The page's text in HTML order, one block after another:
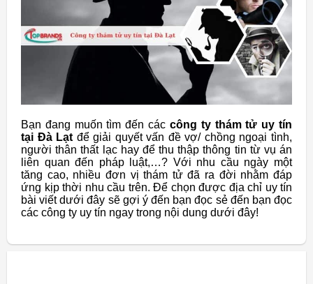
Bạn đang muốn tìm đến các công ty thám tử uy tín
tại Đà Lạt để giải quyết vấn đề vợ/ chồng ngoại tình,
người thân thất lạc hay để thu thập thông tin từ vụ án
liên quan đến pháp luật,…? Với nhu cầu ngày một
tăng cao, nhiều đơn vị thám tử đã ra đời nhằm đáp
ứng kịp thời nhu cầu trên. Để chọn được địa chỉ uy tín
bài viết dưới đây sẽ gợi ý đến bạn đọc sẻ đến bạn đọc
các công ty uy tín ngay trong nội dung dưới đây!